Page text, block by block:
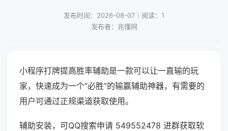
发布时间：2026-08-07｜阅读：1
发布者：兆懂网
小程序打牌提高胜率辅助是一款可以让一直输的玩
家，快速成为一个“必胜”的输赢辅助神器，有需要的
用户可通过正规渠道获取使用。
辅助安装，可QQ搜索申请 549552478 进群获取软